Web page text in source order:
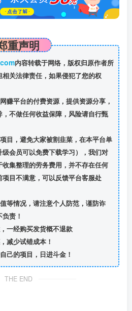
重声明
内容转载于网络，版权归原作者所
关法律责任，如果侵犯了您的权
赚平台的付费资源，提供资源分享，
不做任何收益保障，风险请自行甄
目，避免大家被割韭菜，在本平台单
会员可以免费下载学习），我们对
集整理的劳务费用，并不存在任何
目不满意，可以反馈平台客服处
等情况，请注意个人防范，谨防诈
责！
一经购买发货概不退款
减少试错成本！
己的项目，日进斗金！
THE END